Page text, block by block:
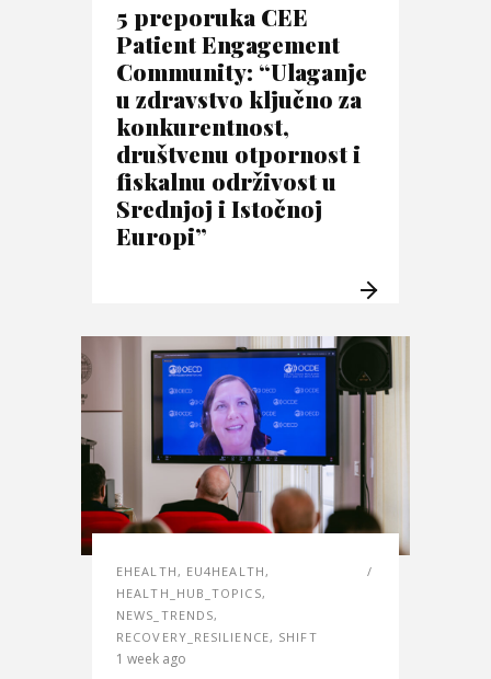
5 preporuka CEE
Patient Engagement
Community: “Ulaganje
u zdravstvo ključno za
konkurentnost,
društvenu otpornost i
fiskalnu održivost u
Srednjoj i Istočnoj
Europi”
EHEALTH , EU4HEALTH ,
HEALTH_HUB_TOPICS,
NEWS_TRENDS,
RECOVERY_RESILIENCE, SHIFT
1 week ago